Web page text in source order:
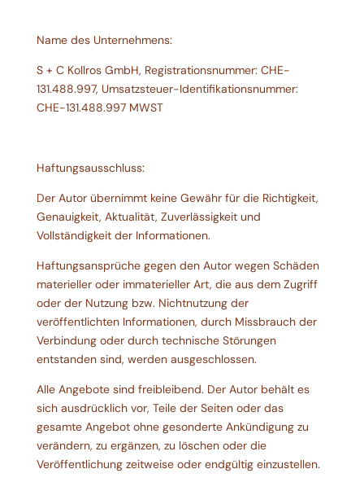
Name des Unternehmens:
S + C Kollros GmbH, Registrationsnummer: CHE-
131.488.997, Umsatzsteuer-Identifikationsnummer:
CHE-131.488.997 MWST
Haftungsausschluss:
Der Autor übernimmt keine Gewähr für die Richtigkeit,
Genauigkeit, Aktualität, Zuverlässigkeit und
Vollständigkeit der Informationen.
Haftungsansprüche gegen den Autor wegen Schäden
materieller oder immaterieller Art, die aus dem Zugriff
oder der Nutzung bzw. Nichtnutzung der
veröffentlichten Informationen, durch Missbrauch der
Verbindung oder durch technische Störungen
entstanden sind, werden ausgeschlossen.
Alle Angebote sind freibleibend. Der Autor behält es
sich ausdrücklich vor, Teile der Seiten oder das
gesamte Angebot ohne gesonderte Ankündigung zu
verändern, zu ergänzen, zu löschen oder die
Veröffentlichung zeitweise oder endgültig einzustellen.